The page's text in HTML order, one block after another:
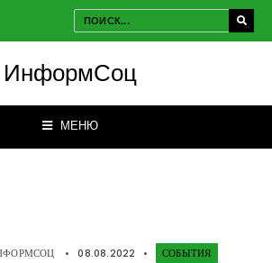
ИнформСоц
МЕНЮ
• 08.08.2022 • СОБЫТИЯ